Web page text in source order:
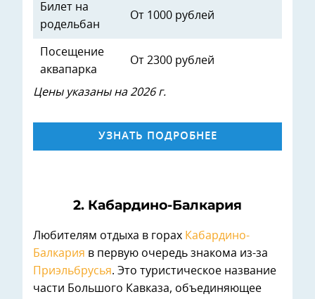
Билет на
родельбан
От 1000 рублей
Посещение
аквапарка
От 2300 рублей
Цены указаны на 2026 г.
УЗНАТЬ ПОДРОБНЕЕ
2. Кабардино-Балкария
Любителям отдыха в горах Кабардино-
Балкария в первую очередь знакома из-за
Приэльбрусья. Это туристическое название
части Большого Кавказа, объединяющее